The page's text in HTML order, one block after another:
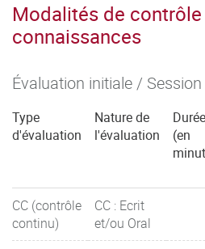
Modalités de
connaissances
Évaluation initiale /
Type
d'évaluation
Nature de
l'évaluation
Durée
(en
CC (contrôle
continu)
CC : Ecrit
et/ou Oral